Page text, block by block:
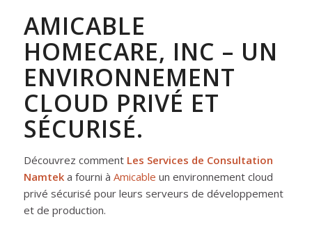
AMICABLE
HOMECARE, INC – UN
ENVIRONNEMENT
CLOUD PRIVÉ ET
SÉCURISÉ.
Découvrez comment Les Services de Consultation
Namteka fourni à Amicable un environnement cloud
privé sécurisé pour leurs serveurs de développement
et de production.